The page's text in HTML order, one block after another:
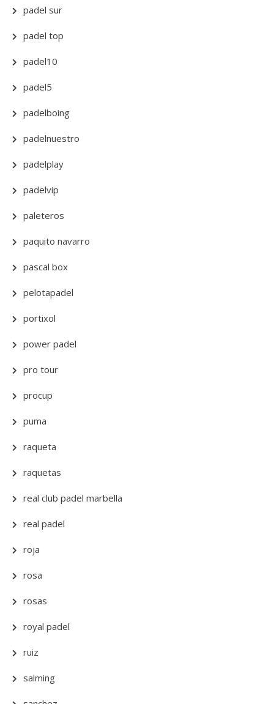
padel sur
padel top
padel10
padel5
padelboing
padelnuestro
padelplay
padelvip
paleteros
paquito navarro
pascal box
pelotapadel
portixol
power padel
pro tour
procup
puma
raqueta
raquetas
real club padel marbella
real padel
roja
rosa
rosas
royal padel
ruiz
salming